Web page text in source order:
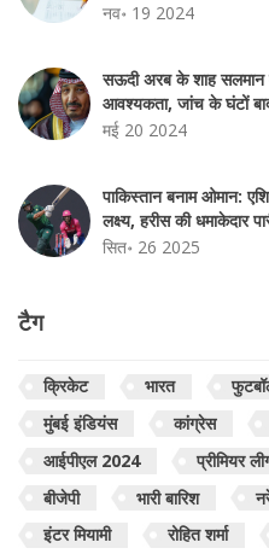
नव॰ 19 2024
सऊदी अरब के शाह
आवश्यकता, जांच के घंटों
मई 20 2024
पाकिस्तान बनाम ओमान:
लक्ष्य, हरीस की धमाकेदार
सित॰ 26 2025
टैग
क्रिकेट भारत
मुंबई इंडियंस
कांग्रेस
आईपीएल 2024
प्रीमियर
बीजेपी
भारी बारिश
इंटर मियामी
रोहित शर्मा